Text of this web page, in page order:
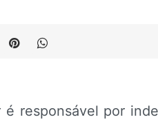
responsável por